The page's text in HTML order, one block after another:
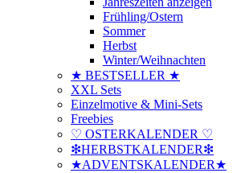
Frühling/Ostern
Sommer
Herbst
Winter/Weihnachten
★ BESTSELLER ★
XXL Sets
Einzelmotive & Mini-Sets
Freebies
♡ OSTERKALENDER ♡
❇HERBSTKALENDER❇
★ADVENTSKALENDER★